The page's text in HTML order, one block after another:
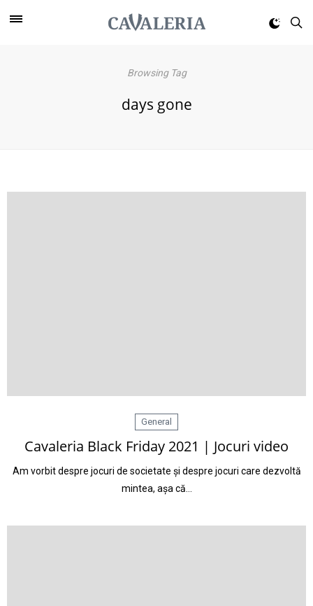
Browsing Tag
days gone
General
Cavaleria Black Friday 2021 | Jocuri video
Am vorbit despre jocuri de societate și despre jocuri care dezvoltă
mintea, așa că…